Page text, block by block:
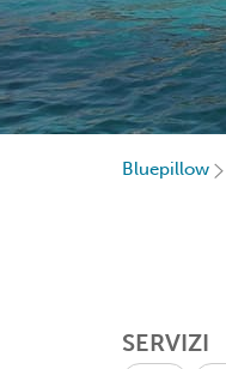
Bluepillow
SERVIZI